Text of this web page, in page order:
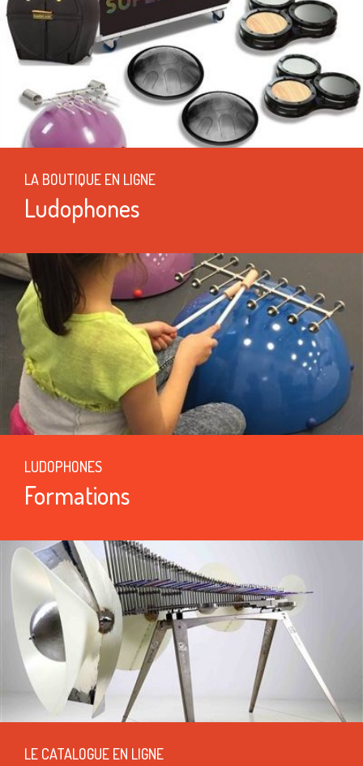
LA BOUTIQUE EN LIGNE
Ludophones
LUDOPHONES
Formations
LE CATALOGUE EN LIGNE